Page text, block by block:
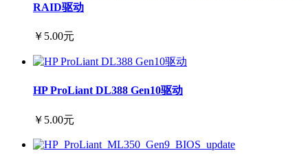
RAID驱动
￥5.00元
HP ProLiant DL388 Gen10驱动
￥5.00元